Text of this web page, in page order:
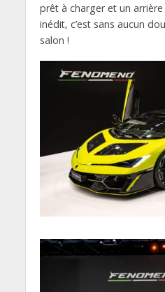
prêt à charger et un
inédit, c’est sans aucun
salon !